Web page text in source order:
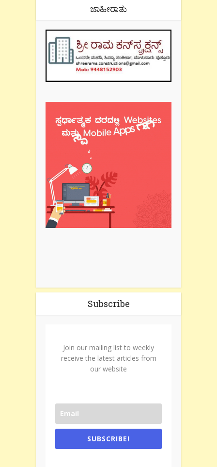
ಜಾಹೀರಾತು
Subscribe
Join our mailing list to weekly
receive the latest articles from
our website
SUBSCRIBE!